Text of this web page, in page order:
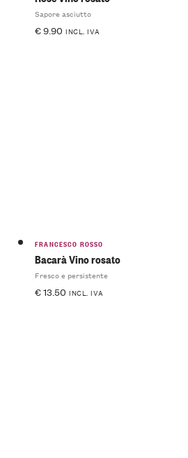
Sapore asciutto
€9.90 INCL. IVA
FRANCESCO ROSSO
Bacarà Vino rosato
Fresco e persistente
€13.50 INCL. IVA